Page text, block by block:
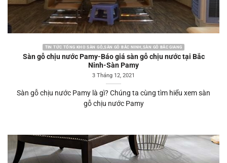
TIN TỨC TỔNG KHO SÀN GỖ,SÀN GỖ BẮC NINH,SÀN GỖ BẮC GIANG
Sàn gỗ chịu nước Pamy-Báo giá sàn gỗ chịu nước tại Bắc
Ninh-Sàn Pamy
3 Tháng 12, 2021
Sàn gỗ chịu nước Pamy là gì? Chúng ta cùng tìm hiểu xem sàn
gỗ chịu nước Pamy